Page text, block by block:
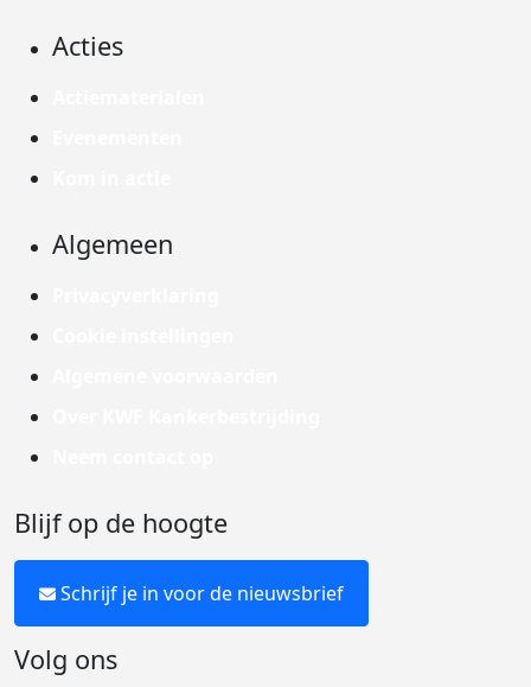
Acties
Algemeen
Blijf op de hoogte
Schrijf je in voor de nieuwsbrief
Volg ons